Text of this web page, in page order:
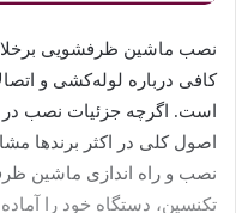
نصب ماشین ظرفشویی
کافی درباره لوله‌کشی و
است. اگرچه جزئیات نصب در
اصول کلی در اکثر برندها
نصب و راه اندازی ماشین
تکنسین، دستگاه خود را آماده